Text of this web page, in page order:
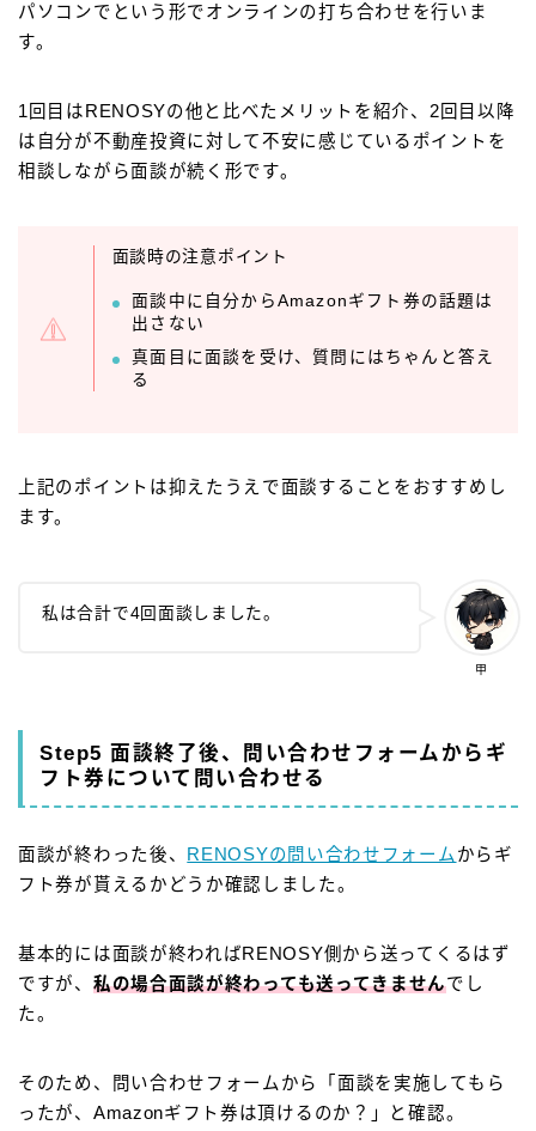
パソコンでという形でオンラインの打ち合わせを行いま
す。
1回目はRENOSYの他と比べたメリットを紹介、2回目以降
は自分が不動産投資に対して不安に感じているポイントを
相談しながら面談が続く形です。
面談時の注意ポイント
面談中に自分からAmazonギフト券の話題は
出さない
真面目に面談を受け、質問にはちゃんと答え
る
上記のポイントは抑えたうえで面談することをおすすめし
ます。
甲
私は合計で4回面談しました。
Step5 面談終了後、問い合わせフォームからギ
フト券について問い合わせる
面談が終わった後、 RENOSYの問い合わせフォーム からギ
フト券が貰えるかどうか確認しました。
基本的には面談が終わればRENOSY側から送ってくるはず
ですが、 私の場合面談が終わっても送ってきませんでし
た。
そのため、
問い合わせフォームから「面談を実施してもら
ったが、Amazonギフト券は頂けるのか？」と確認。